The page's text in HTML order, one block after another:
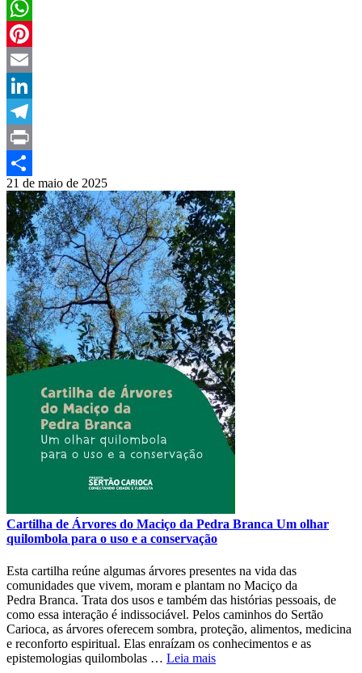
Twitter
WhatsApp
Pinterest
Email
LinkedIn
Telegram
Print
Compartilhar
21 de maio de 2025
Cartilha de Árvores do Maciço da Pedra Branca Um olhar
quilombola para o uso e a conservação
Esta cartilha reúne algumas árvores presentes na vida das
comunidades que vivem, moram e plantam no Maciço da
Pedra Branca. Trata dos usos e também das histórias pessoais, de
como essa interação é indissociável. Pelos caminhos do Sertão
Carioca, as árvores oferecem sombra, proteção, alimentos, medicina
e reconforto espiritual. Elas enraízam os conhecimentos e as
epistemologias quilombolas … Leia mais